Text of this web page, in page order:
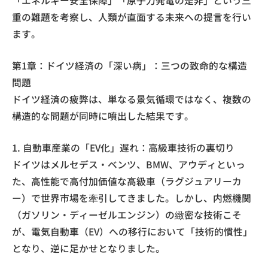
重の難題を考察し、人類が直面する未来への提言を行い
ます。
第1章：ドイツ経済の「深い病」：三つの致命的な構造
問題
ドイツ経済の疲弊は、単なる景気循環ではなく、複数の
構造的な問題が同時に噴出した結果です。
1. 自動車産業の「EV化」遅れ：高級車技術の裏切り
ドイツはメルセデス・ベンツ、BMW、アウディといっ
た、高性能で高付加価値な高級車（ラグジュアリーカ
ー）で世界市場を牽引してきました。しかし、内燃機関
（ガソリン・ディーゼルエンジン）の緻密な技術こそ
が、電気自動車（EV）への移行において「技術的慣性」
となり、逆に足かせとなりました。